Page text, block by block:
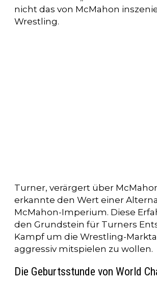
nicht das von McMahon
Wrestling.
Turner, verärgert über
erkannte den Wert einer
McMahon-Imperium. Diese
den Grundstein für Turners
Kampf um die Wrestling-
aggressiv mitspielen zu wollen.
Die Geburtsstunde von World